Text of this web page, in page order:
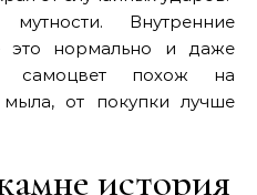
Внутренние
это нормально и даже
самоцвет похож на
от покупки лучше
история